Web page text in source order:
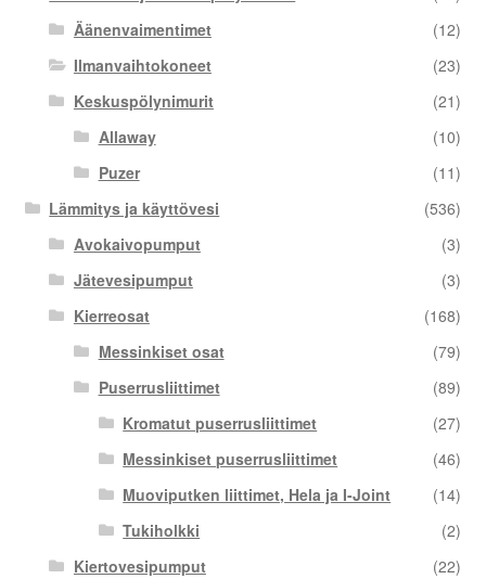
Äänenvaimentimet
(12)
Ilmanvaihtokoneet
(23)
Keskuspölynimurit
(21)
Allaway
(10)
Puzer
(11)
Lämmitys ja käyttövesi
(536)
Avokaivopumput
(3)
Jätevesipumput
(3)
Kierreosat
(168)
Messinkiset osat
(79)
Puserrusliittimet
(89)
Kromatut puserrusliittimet
(27)
Messinkiset puserrusliittimet
(46)
Muoviputken liittimet, Hela ja I-Joint
(14)
Tukiholkki
(2)
Kiertovesipumput
(22)